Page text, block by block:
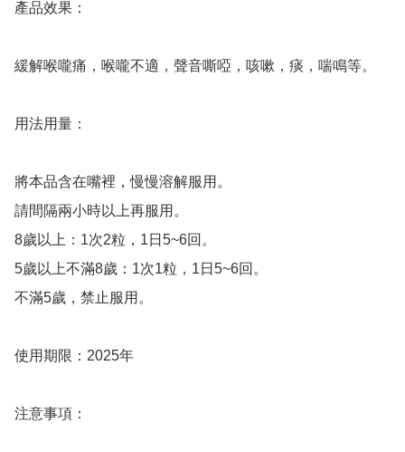
產品效果：
緩解喉嚨痛，喉嚨不適，聲音嘶啞，咳嗽，痰，喘鳴等。
用法用量：
將本品含在嘴裡，慢慢溶解服用。
請間隔兩小時以上再服用。
8歲以上：1次2粒，1日5~6回。
5歲以上不滿8歲：1次1粒，1日5~6回。
不滿5歲，禁止服用。
使用期限：2025年
注意事項：